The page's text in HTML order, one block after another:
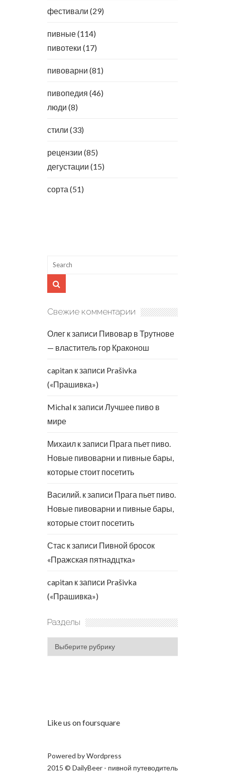
фестивали (29)
пивные(114)
пивотеки (17)
пивоварни (81)
пивопедия (46)
люди (8)
стили (33)
рецензии (85)
дегустации (15)
сорта (51)
Свежие комментарии
Олег к записи Пивовар в Трутнове
— властитель гор Краконош
capitan к записи Prašivka
(«Прашивка»)
Michal к записи Лучшее пиво в
мире
Михаил к записи Прага пьет пиво.
Новые пивоварни и пивные бары,
которые стоит посетить
Василий. к записи Прага пьет пиво.
Новые пивоварни и пивные бары,
которые стоит посетить
Стас к записи Пивной бросок
«Пражская пятнадцтка»
capitan к записи Prašivka
(«Прашивка»)
Разделы
Разделы
Like us on foursquare
Powered byWordpress
2015 © DailyBeer - пивной путеводитель